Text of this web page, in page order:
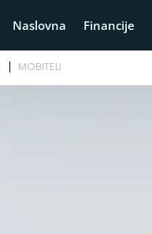
Naslovna Financije